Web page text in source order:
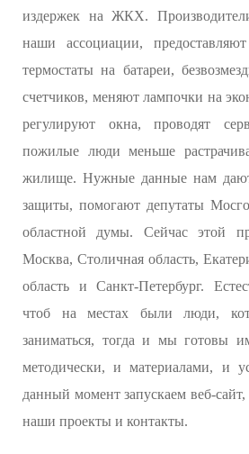
издержек на ЖКХ.
наши ассоциации,
термостаты на батареи,
счетчиков, меняют лампочки на
регулируют окна, проводят
пожилые люди меньше
жилище. Нужные данные нам
защиты, помогают депутаты
областной думы. Сейчас этой
Москва, Столичная область,
область и Санкт-Петербург.
чтоб на местах были люди,
заниматься, тогда и мы готовы
методически, и материалами, и
данный момент запускаем веб-сайт,
наши проекты и контакты.